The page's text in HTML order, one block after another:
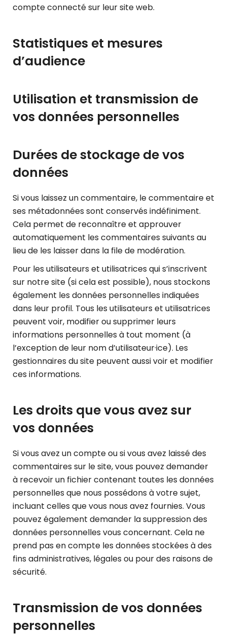
compte connecté sur leur site web.
Statistiques et mesures
d’audience
Utilisation et transmission de
vos données personnelles
Durées de stockage de vos
données
Si vous laissez un commentaire, le commentaire et
ses métadonnées sont conservés indéfiniment.
Cela permet de reconnaître et approuver
automatiquement les commentaires suivants au
lieu de les laisser dans la file de modération.
Pour les utilisateurs et utilisatrices qui s’inscrivent
sur notre site (si cela est possible), nous stockons
également les données personnelles indiquées
dans leur profil. Tous les utilisateurs et utilisatrices
peuvent voir, modifier ou supprimer leurs
informations personnelles à tout moment (à
l’exception de leur nom d’utilisateur·ice). Les
gestionnaires du site peuvent aussi voir et modifier
ces informations.
Les droits que vous avez sur
vos données
Si vous avez un compte ou si vous avez laissé des
commentaires sur le site, vous pouvez demander
à recevoir un fichier contenant toutes les données
personnelles que nous possédons à votre sujet,
incluant celles que vous nous avez fournies. Vous
pouvez également demander la suppression des
données personnelles vous concernant. Cela ne
prend pas en compte les données stockées à des
fins administratives, légales ou pour des raisons de
sécurité.
Transmission de vos données
personnelles